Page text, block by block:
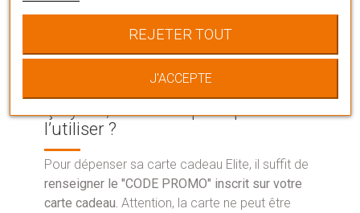
offrir le cadeau dans l'adresse de livraison.
paiement.
Recevez votre carte cadeau par mail à
imprimer chez vous.
l’utiliser ?
Pour dépenser sa carte cadeau Elite, il suffit de
renseigner le "CODE PROMO" inscrit sur votre
carte cadeau. Attention, la carte ne peut être
REJETER TOUT
J'ACCEPTE